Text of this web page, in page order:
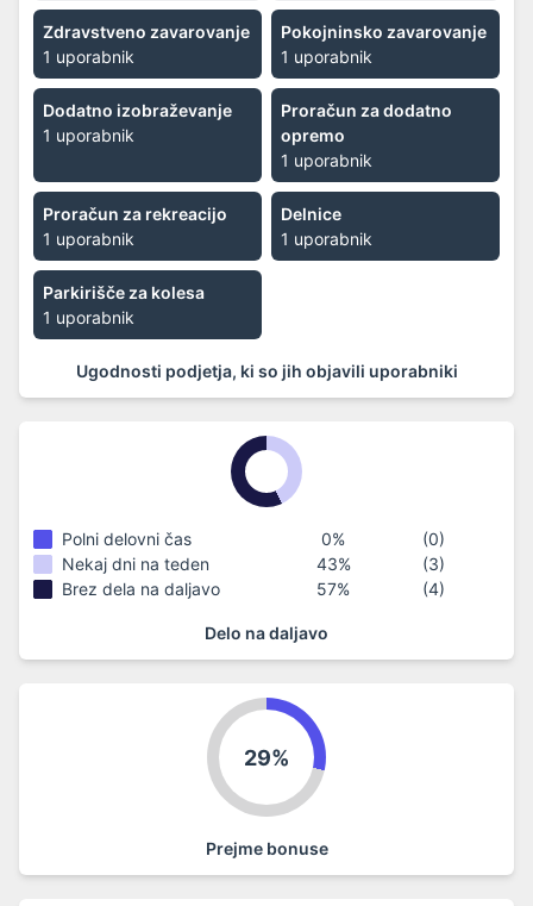
Zdravstveno zavarovanje
1 uporabnik
Pokojninsko zavarovanje
1 uporabnik
Dodatno izobraževanje
1 uporabnik
Proračun za dodatno
opremo
1 uporabnik
Proračun za rekreacijo
1 uporabnik
Delnice
1 uporabnik
Parkirišče za kolesa
1 uporabnik
Ugodnosti podjetja, ki so jih objavili uporabniki
Polni delovni čas 0% (0)
Nekaj ​​dni na teden
43% (3)
Brez dela na daljavo
57% (4)
Delo na daljavo
29%
Prejme bonuse